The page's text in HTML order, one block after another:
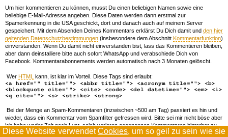
Diese Website verwendetCookies, um so geil zu sein wie sie
Um hier kommentieren zu können, musst Du einen beliebigen Namen sowie eine
beliebige E-Mail-Adresse angeben. Diese Daten werden dann erstmal zur
Spamerkennung in die USA geschickt, dort und danach auch auf meinem Server
gespeichert. Mit dem Absenden Deines Kommentars erklärst Du Dich damit und den hier
geltenden Datenschutzbestimmungen (insbesondere dem Abschnitt Kommentarfunktion)
einverstanden. Wenn Du damit nicht einverstanden bist, lass das Kommentieren bleiben,
aber dann deinstalliere bitte auch sofort WhatsApp und verabschiede Dich von
Facebook. Kommentarabonnements werden automatisch nach 3 Monaten gelöscht.
Wer HTML kann, ist klar im Vorteil. Diese Tags sind erlaubt:
<a href="" title=""> <abbr title=""> <acronym title=""> <b>
<blockquote cite=""> <cite> <code> <del datetime=""> <em> <i>
<q cite=""> <s> <strike> <strong>
Bei der Menge an Spam-Kommentaren (inzwischen ~500 am Tag) passiert es hin und
wieder, dass ein Kommentar vom Spamfilter gefressen wird. Bitte sei mir nicht böse aber
ich habe weder Zeit noch Lust, solch verloren gegangenen Kommentaren hinterher zu
forschen. Wenn das öfters passiert, schreib' mir 'ne Mail damit ich dich whitelisten kann.